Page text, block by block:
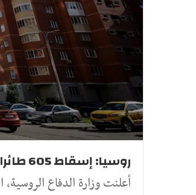
روسيا: إسقاط 605 طائرات مسيّرة أوكرانية خلال ليلة واحدة (فيديو)
أعلنت وزارة الدفاع الروسية،